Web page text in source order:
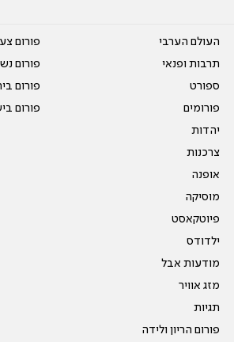
העולם הערבי
תרבות ופנאי
ספורט
פורומים
יהדות
צרכנות
אופנה
מוסיקה
פיוטקאסט
ילדודס
מודעות אבל
מזג אוויר
תגיות
פורום הריון ולידה
פורום
פורום
פורום
פורום